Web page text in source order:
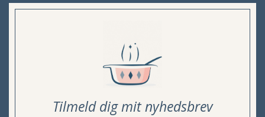
Tilmeld dig mit nyhedsbrev